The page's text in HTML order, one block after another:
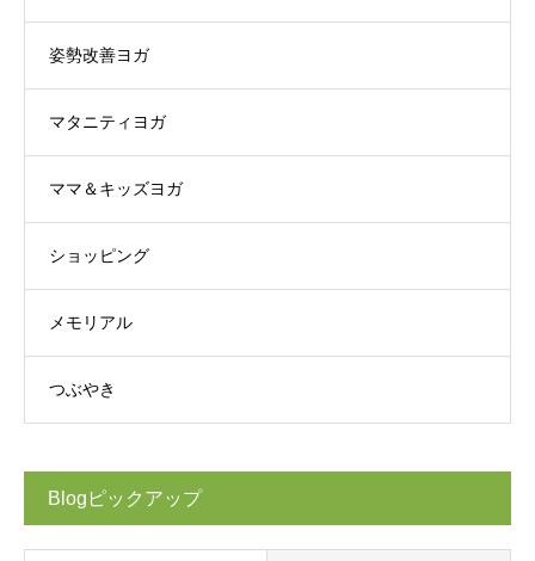
姿勢改善ヨガ
マタニティヨガ
ママ＆キッズヨガ
ショッピング
メモリアル
つぶやき
Blogピックアップ